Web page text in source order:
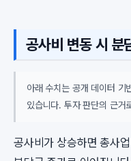
공사비 변동 시 분
아래 수치는 공개 데이터 기
있습니다. 투자 판단의 근거
공사비가 상승하면 총사